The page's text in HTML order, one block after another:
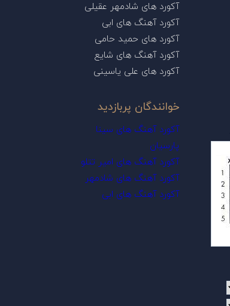
آکورد های شادمهر عقیلی
آکورد آهنگ های ابی
آکورد های حمید حامی
آکورد آهنگ های شایع
آکورد های علی یاسینی
خوانندگان پربازدید
آکورد آهنگ های سینا
پارسیان
آکورد آهنگ های امیر تتلو
آکورد آهنگ های شادمهر
آکورد آهنگ های ابی